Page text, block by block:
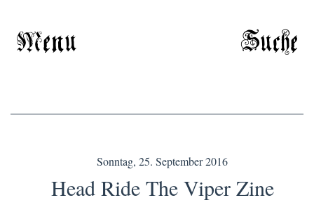
Menu Suche
Sonntag, 25. September 2016
Head Ride The Viper Zine